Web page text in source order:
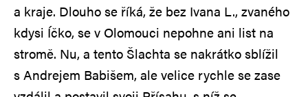
a kraje. Dlouho se říká, že bez Ivana L., zvaného
kdysi Íčko, se v Olomouci nepohne ani list na
stromě. Nu, a tento Šlachta se nakrátko sblížil
s Andrejem Babišem, ale velice rychle se zase